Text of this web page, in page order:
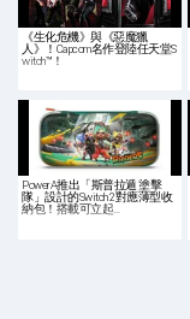
《生化危機》與《惡魔獵
人》！Capcom名作登陸任天堂S
witch™！
PowerA推出「斯普拉遁 塗擊
隊」設計的Switch 2對應薄型收
納包！搭載可立起…